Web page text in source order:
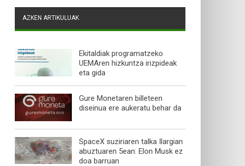
AZKEN ARTIKULUAK
Ekitaldiak programatzeko
UEMAren hizkuntza irizpideak
eta gida
Gure Monetaren billeteen
diseinua ere aukeratu behar da
SpaceX suziriaren talka Ilargian
abuztuaren 5ean: Elon Musk ez
doa barruan